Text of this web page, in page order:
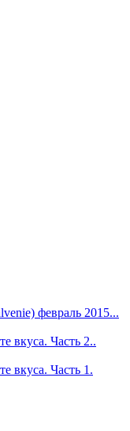
февраль 2015...
вкуса. Часть 2..
вкуса. Часть 1.